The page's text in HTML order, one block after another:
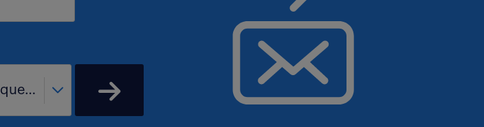
- sélectionner une fréquence -